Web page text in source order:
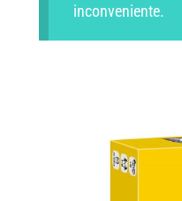
inconveniente.